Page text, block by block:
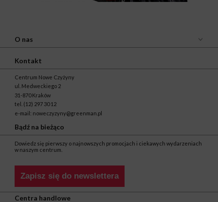
O nas
Kontakt
Centrum Nowe Czyżyny
ul. Medweckiego 2
31-870 Kraków
tel. (12) 297 30 12
e-mail: noweczyzyny@greenman.pl
Bądź na bieżąco
Dowiedz się pierwszy o najnowszych promocjach i ciekawych wydarzeniach
w naszym centrum.
Zapisz się do newslettera
Centra handlowe